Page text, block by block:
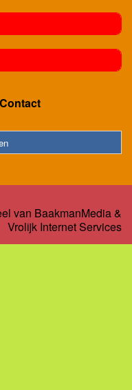
Contact
van BaakmanMedia&
Vrolijk Internet Services